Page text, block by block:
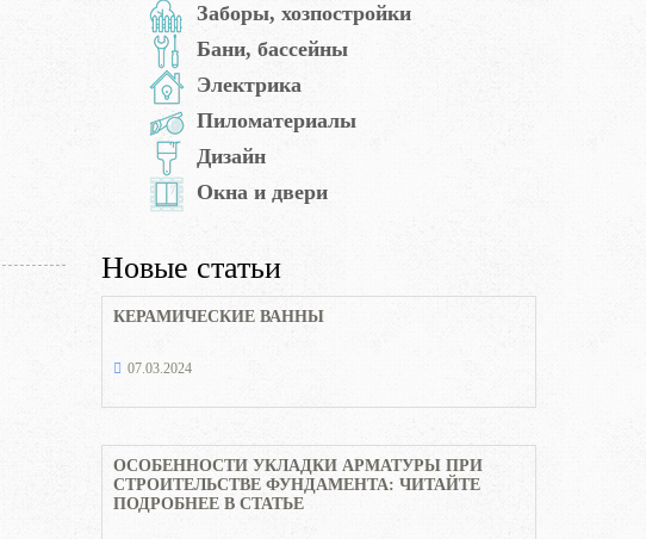
Заборы, хозпостройки
Бани, бассейны
Электрика
Пиломатериалы
Дизайн
Окна и двери
Новые статьи
КЕРАМИЧЕСКИЕ ВАННЫ
07.03.2024
ОСОБЕННОСТИ УКЛАДКИ АРМАТУРЫ ПРИ
СТРОИТЕЛЬСТВЕ ФУНДАМЕНТА: ЧИТАЙТЕ
ПОДРОБНЕЕ В СТАТЬЕ